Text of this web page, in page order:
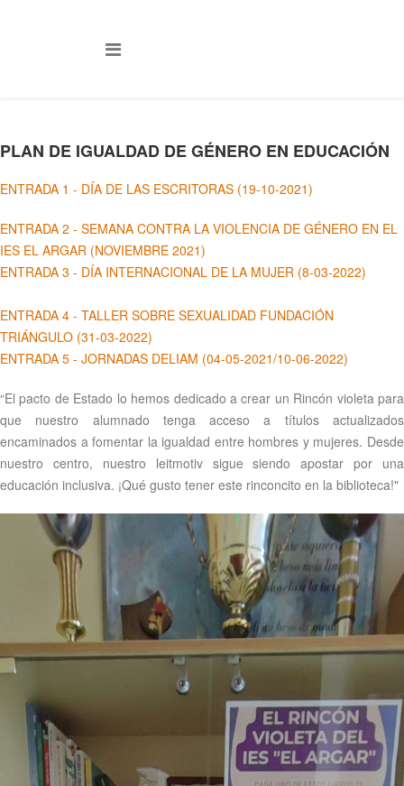
PLAN DE IGUALDAD DE GÉNERO EN EDUCACIÓN
ENTRADA 1 - DÍA DE LAS ESCRITORAS (19-10-2021)
ENTRADA 2 - SEMANA CONTRA LA VIOLENCIA DE GÉNERO EN EL
IES EL ARGAR (NOVIEMBRE 2021)
ENTRADA 3 - DÍA INTERNACIONAL DE LA MUJER (8-03-2022)
ENTRADA 4 - TALLER SOBRE SEXUALIDAD FUNDACIÓN
TRIÁNGULO (31-03-2022)
ENTRADA 5 - JORNADAS DELIAM (04-05-2021/10-06-2022)
“El pacto de Estado lo hemos dedicado a crear un Rincón violeta para
que nuestro alumnado tenga acceso a títulos actualizados
encaminados a fomentar la igualdad entre hombres y mujeres. Desde
nuestro centro, nuestro leitmotiv sigue siendo apostar por una
educación inclusiva. ¡Qué gusto tener este rinconcito en la biblioteca!"